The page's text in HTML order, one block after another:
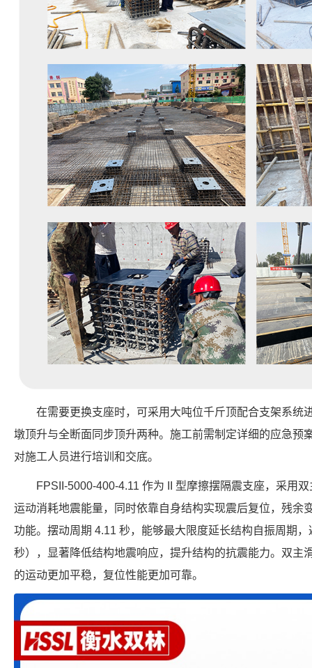
在需要更换支座时，可采用大吨位千斤顶配合支架系统
墩顶升与全断面同步顶升两种。施工前需制定详细的应急预
对施工人员进行培训和交底。
FPSII-5000-400-4.11 作为 II 型摩擦摆隔震支座，采用
运动消耗地震能量，同时依靠自身结构实现震后复位，残余
功能。摆动周期 4.11 秒，能够最大限度延长结构自振周期
秒），显著降低结构地震响应，提升结构的抗震能力。双主
的运动更加平稳，复位性能更加可靠。